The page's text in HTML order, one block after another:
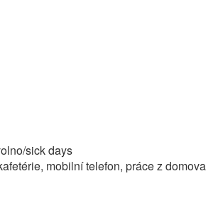
sick days
mobilní telefon, práce z domova